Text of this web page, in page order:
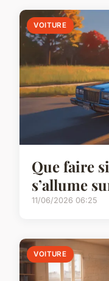
VOITURE
Que faire
s’allume
11/06/2026 06:25
VOITURE